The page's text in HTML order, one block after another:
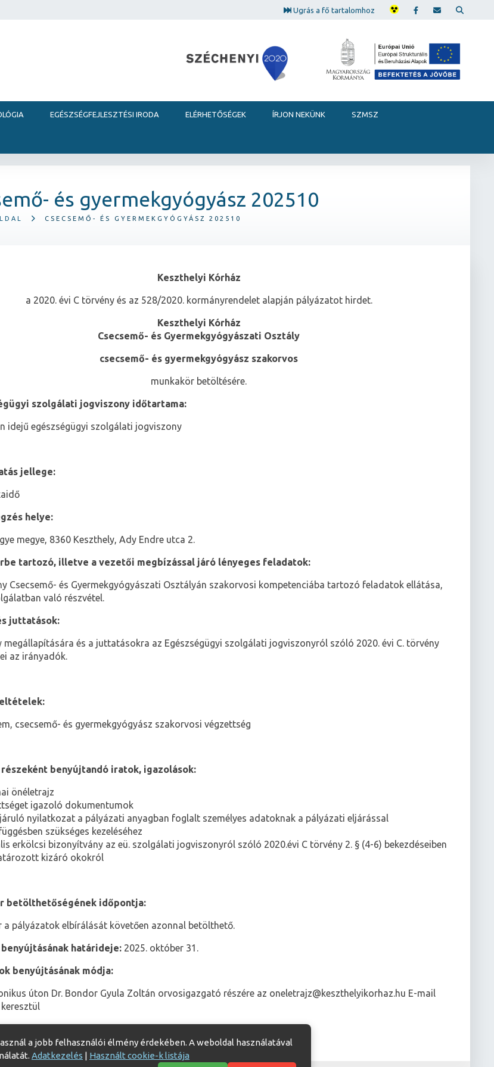
Ugrás a fő tartalomhoz
EGÉSZSÉGFEJLESZTÉSI IRODA ELÉRHETŐSÉGEK ÍRJON NEKÜNK SZMSZ
és gyermekgyógyász 202510
CSECSEMŐ- ÉS GYERMEKGYÓGYÁSZ 202510
Keszthelyi Kórház
a 2020. évi C törvény és az 528/2020. kormányrendelet alapján pályázatot hirdet.
Keszthelyi Kórház
Csecsemő- és Gyermekgyógyászati Osztály
csecsemő- és gyermekgyógyász szakorvos
munkakör betöltésére.
szolgálati jogviszony időtartama:
idejű egészségügyi szolgálati jogviszony
jellege:
helye:
megye, 8360 Keszthely, Ady Endre utca 2.
tartozó, illetve a vezetői megbízással járó lényeges feladatok:
Csecsemő- és Gyermekgyógyászati Osztályán szakorvosi kompetenciába tartozó feladatok ellátása,
való részvétel.
juttatások:
megállapítására és a juttatásokra az Egészségügyi szolgálati jogviszonyról szóló 2020. évi C. törvény
az irányadók.
csecsemő- és gyermekgyógyász szakorvosi végzettség
benyújtandó iratok, igazolások:
önéletrajz
igazoló dokumentumok
nyilatkozat a pályázati anyagban foglalt személyes adatoknak a pályázati eljárással
szükséges kezeléséhez
erkölcsi bizonyítvány az eü. szolgálati jogviszonyról szóló 2020.évi C törvény 2. § (4-6) bekezdéseiben
kizáró okokról
betölthetőségének időpontja:
a pályázatok elbírálását követően azonnal betölthető.
határideje: 2025. október 31.
benyújtásának módja:
úton Dr. Bondor Gyula Zoltán orvosigazgató részére az oneletrajz@keszthelyikorhaz.hu E-mail
a jobb felhasználói élmény érdekében. A weboldal használatával
Adatkezelés | Használt cookie-k listája